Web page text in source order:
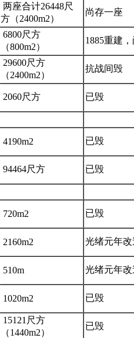
两座合计26448尺
方（2400m2）
尚存一座
6800尺方
（800m2）
1885重建
29600尺方
（2400m2）
抗战间毁
2060尺方 已毁
4190m2 已毁
94464尺方 已毁
720m2 已毁
2160m2 光绪元年
510m 光绪元年
1020m2 已毁
15121尺方
（1440m2）
已毁